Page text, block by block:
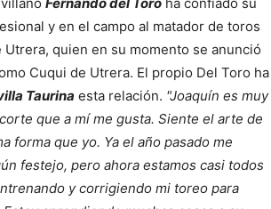
y en el campo al matador de toros
Utrera, quien en su momento se anunció
Cuqui de Utrera. El propio Del Toro ha
Taurina esta relación. "Joaquín es muy
que a mí me gusta. Siente el arte de
forma que yo. Ya el año pasado me
festejo, pero ahora estamos casi todos
y corrigiendo mi toreo para